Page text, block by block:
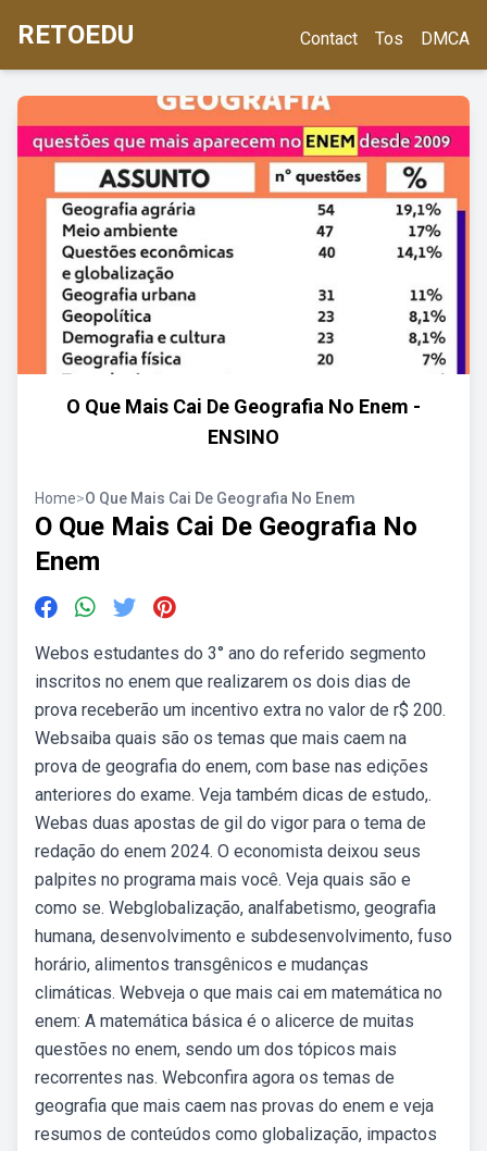
RETOEDU Contact Tos DMCA
O Que Mais Cai De Geografia No Enem -
ENSINO
Home>O Que Mais Cai De Geografia No Enem
O Que Mais Cai De Geografia No
Enem
Webos estudantes do 3° ano do referido segmento
inscritos no enem que realizarem os dois dias de
prova receberão um incentivo extra no valor de r$ 200.
Websaiba quais são os temas que mais caem na
prova de geografia do enem, com base nas edições
anteriores do exame. Veja também dicas de estudo,.
Webas duas apostas de gil do vigor para o tema de
redação do enem 2024. O economista deixou seus
palpites no programa mais você. Veja quais são e
como se. Webglobalização, analfabetismo, geografia
humana, desenvolvimento e subdesenvolvimento, fuso
horário, alimentos transgênicos e mudanças
climáticas. Webveja o que mais cai em matemática no
enem: A matemática básica é o alicerce de muitas
questões no enem, sendo um dos tópicos mais
recorrentes nas. Webconfira agora os temas de
geografia que mais caem nas provas do enem e veja
resumos de conteúdos como globalização, impactos